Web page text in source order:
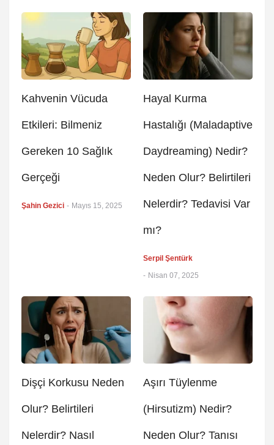
Kahvenin Vücuda
Etkileri: Bilmeniz
Gereken 10 Sağlık
Gerçeği
Şahin Gezici - Mayıs 15, 2025
Hayal Kurma
Hastalığı (Maladaptive
Daydreaming) Nedir?
Neden Olur? Belirtileri
Nelerdir? Tedavisi Var
mı?
Serpil Şentürk
- Nisan 07, 2025
Dişçi Korkusu Neden
Olur? Belirtileri
Nelerdir? Nasıl
Aşırı Tüylenme
(Hirsutizm) Nedir?
Neden Olur? Tanısı